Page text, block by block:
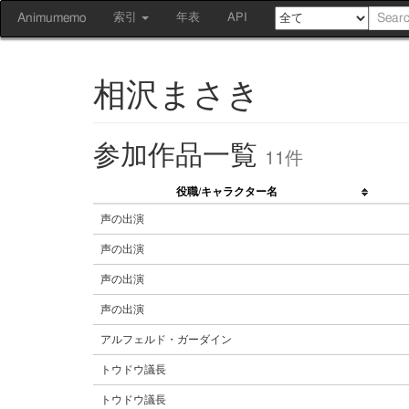
Animumemo 索引 年表 API
相沢まさき
参加作品一覧 11件
役職/キャラクター名
声の出演
声の出演
声の出演
声の出演
アルフェルド・ガーダイン
トウドウ議長
トウドウ議長